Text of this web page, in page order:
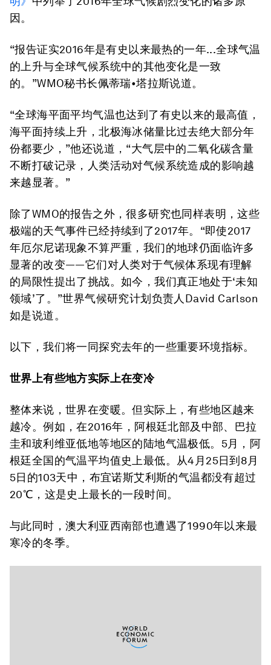
因。
“报告证实2016年是有史以来最热的一年...全球气温
的上升与全球气候系统中的其他变化是一致
的。”WMO秘书长佩蒂瑞•塔拉斯说道。
“全球海平面平均气温也达到了有史以来的最高值，
海平面持续上升，北极海冰储量比过去绝大部分年
份都要少，”他还说道，“大气层中的二氧化碳含量
不断打破记录，人类活动对气候系统造成的影响越
来越显著。”
除了WMO的报告之外，很多研究也同样表明，这些
极端的天气事件已经持续到了2017年。“即使2017
年厄尔尼诺现象不算严重，我们的地球仍面临许多
显著的改变——它们对人类对于气候体系现有理解
的局限性提出了挑战。如今，我们真正地处于‘未知
领域’了。”世界气候研究计划负责人David Carlson
如是说道。
以下，我们将一同探究去年的一些重要环境指标。
世界上有些地方实际上在变冷
整体来说，世界在变暖。但实际上，有些地区越来
越冷。例如，在2016年，阿根廷北部及中部、巴拉
圭和玻利维亚低地等地区的陆地气温极低。5月，阿
根廷全国的气温平均值史上最低。从4月25日到8月
5日的103天中，布宜诺斯艾利斯的气温都没有超过
20℃，这是史上最长的一段时间。
与此同时，澳大利亚西南部也遭遇了1990年以来最
寒冷的冬季。